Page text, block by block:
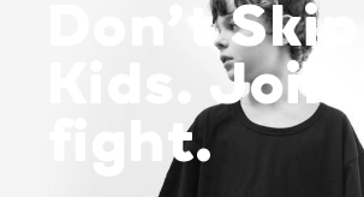
Don’t Skip
Kids. Join
fight.